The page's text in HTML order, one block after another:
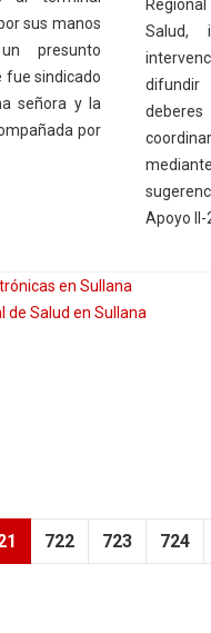
sus manos
presunto
fue sindicado
señora y la
por
Salud,
deberes
Apoyo II-
en Sullana
de Salud en Sullana
722 723 724